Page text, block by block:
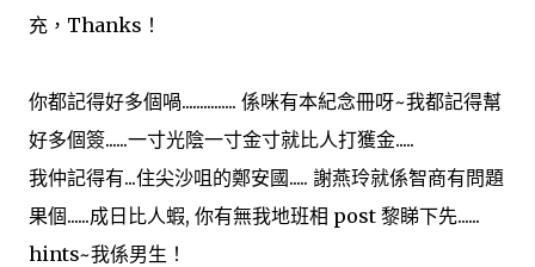
充，Thanks！
你都記得好多個喎............... 係咪有本紀念冊呀~我都記得幫
好多個簽......一寸光陰一寸金寸就比人打獲金.....
我仲記得有...住尖沙咀的鄭安國..... 謝燕玲就係智商有問題
果個......成日比人蝦, 你有無我地班相 post 黎睇下先......
hints~我係男生！